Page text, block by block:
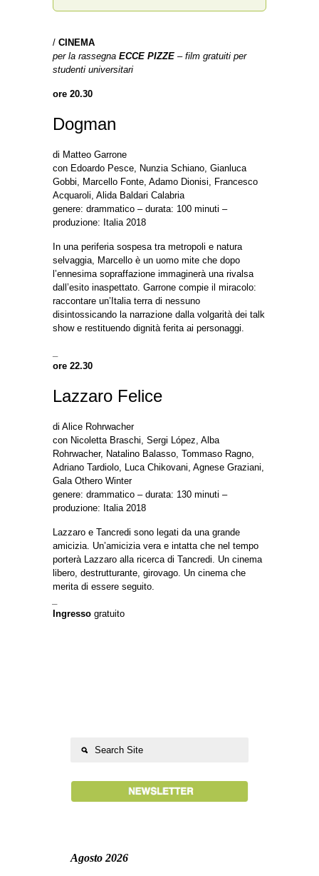
/ CINEMA
per la rassegna ECCE PIZZE – film gratuiti per
studenti universitari
ore 20.30
Dogman
di Matteo Garrone
con Edoardo Pesce, Nunzia Schiano, Gianluca
Gobbi, Marcello Fonte, Adamo Dionisi, Francesco
Acquaroli, Alida Baldari Calabria
genere: drammatico – durata: 100 minuti –
produzione: Italia 2018
In una periferia sospesa tra metropoli e natura
selvaggia, Marcello è un uomo mite che dopo
l’ennesima sopraffazione immaginerà una rivalsa
dall’esito inaspettato. Garrone compie il miracolo:
raccontare un’Italia terra di nessuno
disintossicando la narrazione dalla volgarità dei talk
show e restituendo dignità ferita ai personaggi.
ore 22.30
Lazzaro Felice
di Alice Rohrwacher
con Nicoletta Braschi, Sergi López, Alba
Rohrwacher, Natalino Balasso, Tommaso Ragno,
Adriano Tardiolo, Luca Chikovani, Agnese Graziani,
Gala Othero Winter
genere: drammatico – durata: 130 minuti –
produzione: Italia 2018
Lazzaro e Tancredi sono legati da una grande
amicizia. Un’amicizia vera e intatta che nel tempo
porterà Lazzaro alla ricerca di Tancredi. Un cinema
libero, destrutturante, girovago. Un cinema che
merita di essere seguito.
Ingresso gratuito
Agosto 2026